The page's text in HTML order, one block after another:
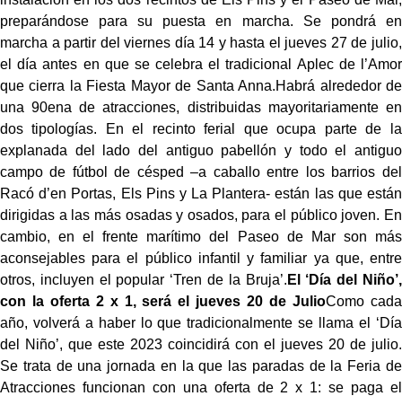
preparándose para su puesta en marcha. Se pondrá en
marcha a partir del viernes día 14 y hasta el jueves 27 de julio,
el día antes en que se celebra el tradicional Aplec de l’Amor
que cierra la Fiesta Mayor de Santa Anna.Habrá alrededor de
una 90ena de atracciones, distribuidas mayoritariamente en
dos tipologías. En el recinto ferial que ocupa parte de la
explanada del lado del antiguo pabellón y todo el antiguo
campo de fútbol de césped –a caballo entre los barrios del
Racó d’en Portas, Els Pins y La Plantera- están las que están
dirigidas a las más osadas y osados, para el público joven. En
cambio, en el frente marítimo del Paseo de Mar son más
aconsejables para el público infantil y familiar ya que, entre
otros, incluyen el popular ‘Tren de la Bruja’. El ‘Día del Niño’,
con la oferta 2 x 1, será el jueves 20 de JulioComo cada
año, volverá a haber lo que tradicionalmente se llama el ‘Día
del Niño’, que este 2023 coincidirá con el jueves 20 de julio.
Se trata de una jornada en la que las paradas de la Feria de
Atracciones funcionan con una oferta de 2 x 1: se paga el